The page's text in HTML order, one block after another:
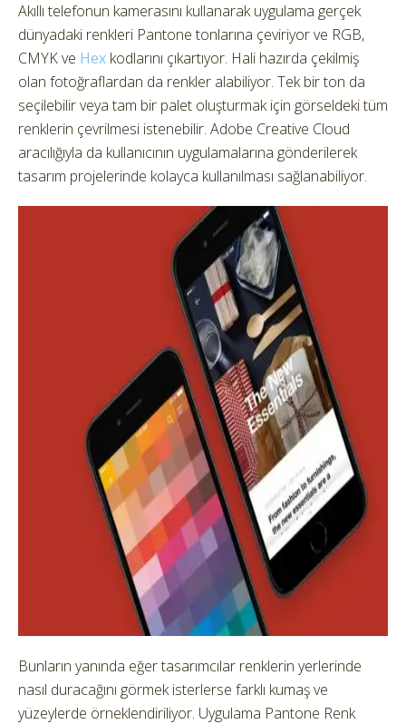
Akıllı telefonun kamerasını kullanarak uygulama gerçek
dünyadaki renkleri Pantone tonlarına çeviriyor ve RGB,
CMYK ve Hex kodlarını çıkartıyor. Hali hazırda çekilmiş
olan fotoğraflardan da renkler alabiliyor. Tek bir ton da
seçilebilir veya tam bir palet oluşturmak için görseldeki tüm
renklerin çevrilmesi istenebilir. Adobe Creative Cloud
aracılığıyla da kullanıcının uygulamalarına gönderilerek
tasarım projelerinde kolayca kullanılması sağlanabiliyor.
Bunların yanında eğer tasarımcılar renklerin yerlerinde
nasıl duracağını görmek isterlerse farklı kumaş ve
yüzeylerde örneklendiriliyor. Uygulama Pantone Renk